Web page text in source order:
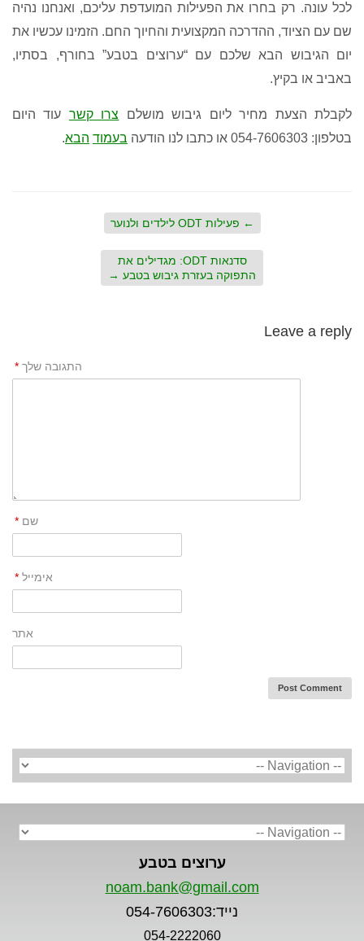
לכל עונה. רק בחרו את הפעילות המועדפת עליכם, ואנחנו נהיה
שם עם הציוד, ההדרכה המקצועית והחיוך החם. הזמינו עכשיו את
יום הגיבוש הבא שלכם עם“ערוצים בטבע” בחורף, בסתיו,
באביב או בקיץ.
לקבלת הצעת מחיר ליום גיבוש מושלם צרו קשר עוד היום
בטלפון: 054-7606303 או כתבו לנו הודעה בעמוד הבא.
← פעילות ODT לילדים ולנוער
סדנאות ODT: מגדילים את
התפוקה בעזרת גיבוש בטבע →
Leave a reply
התגובה שלך *
שם *
אימייל *
אתר
ערוצים בטבע
noam.bank@gmail.com
נייד:054-7606303
054-2222060